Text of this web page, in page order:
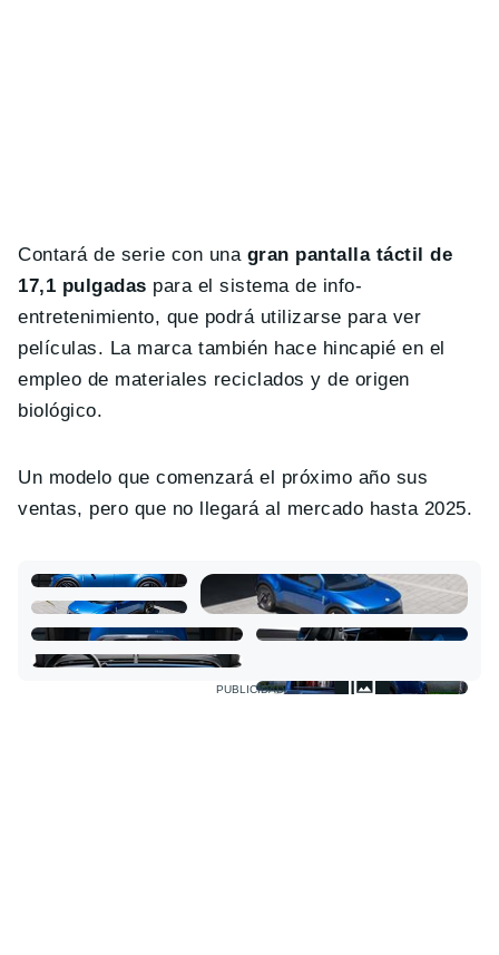
Contará de serie con una gran pantalla táctil de
17,1 pulgadas para el sistema de info-
entretenimiento, que podrá utilizarse para ver
películas. La marca también hace hincapié en el
empleo de materiales reciclados y de origen
biológico.
Un modelo que comenzará el próximo año sus
ventas, pero que no llegará al mercado hasta 2025.